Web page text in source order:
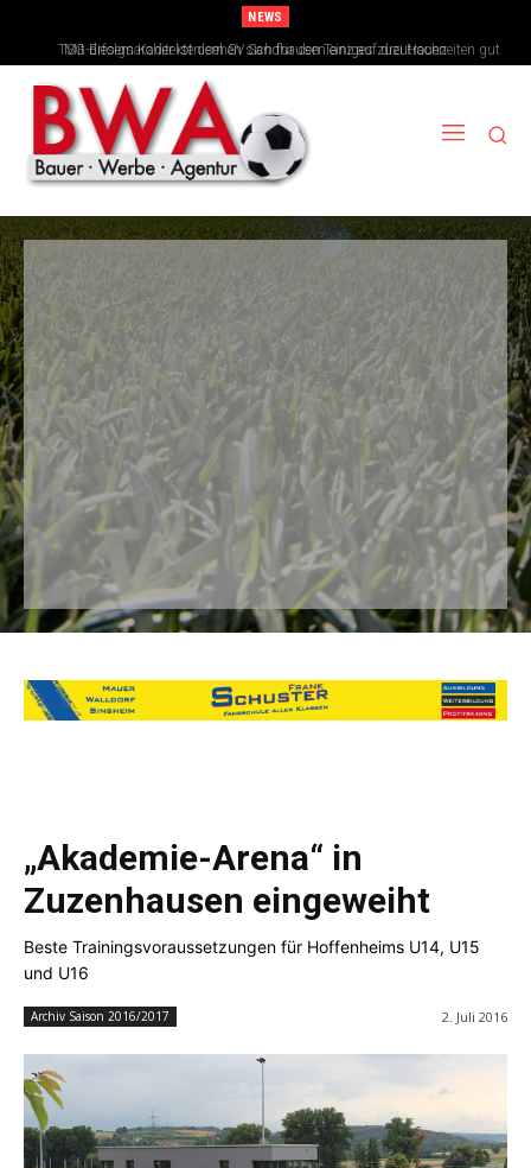
NEWS
TSG-Erfolgsarchitekten sehen sich für den Tanz auf drei Hochzeiten gut
aufgestellt
„Akademie-Arena“ in
Zuzenhausen eingeweiht
Beste Trainingsvoraussetzungen für Hoffenheims U14, U15
und U16
Archiv Saison 2016/2017 2. Juli 2016